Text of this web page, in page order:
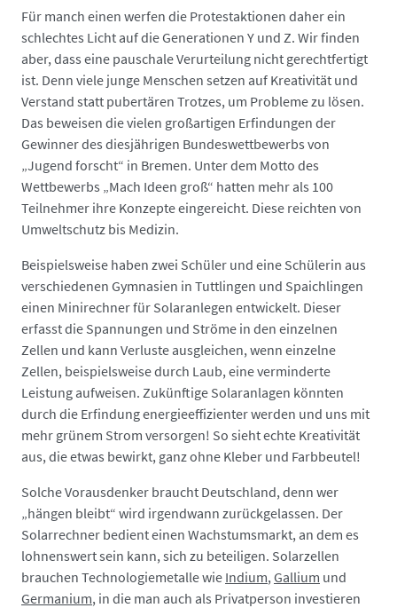
Für manch einen werfen die Protestaktionen daher ein
schlechtes Licht auf die Generationen Y und Z. Wir finden
aber, dass eine pauschale Verurteilung nicht gerechtfertigt
ist. Denn viele junge Menschen setzen auf Kreativität und
Verstand statt pubertären Trotzes, um Probleme zu lösen.
Das beweisen die vielen großartigen Erfindungen der
Gewinner des diesjährigen Bundeswettbewerbs von
„Jugend forscht“ in Bremen. Unter dem Motto des
Wettbewerbs „Mach Ideen groß“ hatten mehr als 100
Teilnehmer ihre Konzepte eingereicht. Diese reichten von
Umweltschutz bis Medizin.
Beispielsweise haben zwei Schüler und eine Schülerin aus
verschiedenen Gymnasien in Tuttlingen und Spaichlingen
einen Minirechner für Solaranlegen entwickelt. Dieser
erfasst die Spannungen und Ströme in den einzelnen
Zellen und kann Verluste ausgleichen, wenn einzelne
Zellen, beispielsweise durch Laub, eine verminderte
Leistung aufweisen. Zukünftige Solaranlagen könnten
durch die Erfindung energieeffizienter werden und uns mit
mehr grünem Strom versorgen! So sieht echte Kreativität
aus, die etwas bewirkt, ganz ohne Kleber und Farbbeutel!
Solche Vorausdenker braucht Deutschland, denn wer
„hängen bleibt“ wird irgendwann zurückgelassen. Der
Solarrechner bedient einen Wachstumsmarkt, an dem es
lohnenswert sein kann, sich zu beteiligen. Solarzellen
brauchen Technologiemetalle wie Indium, Gallium und
Germanium, in die man auch als Privatperson investieren